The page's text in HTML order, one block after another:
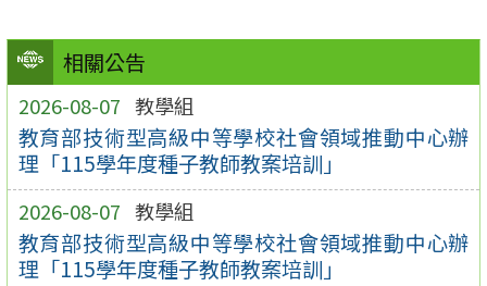
相關公告
2026-08-07 教學組
教育部技術型高級中等學校社會領域推動中心辦
理「115學年度種子教師教案培訓」
2026-08-07 教學組
教育部技術型高級中等學校社會領域推動中心辦
理「115學年度種子教師教案培訓」